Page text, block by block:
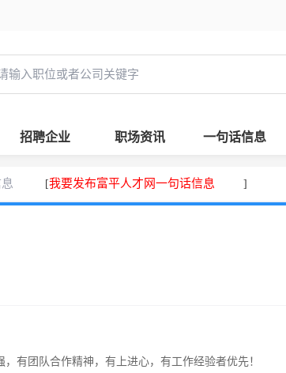
招聘企业 职场资讯 一句话信息
[我要发布富平人才网一句话信息 ]
有团队合作精神，有上进心，有工作经验者优先！